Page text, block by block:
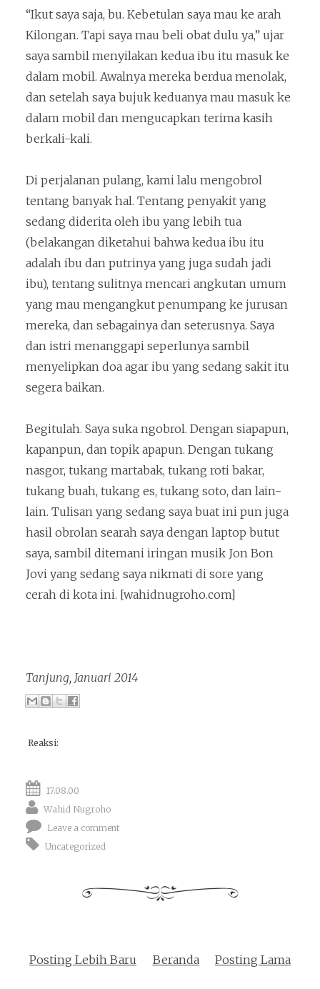
“Ikut saya saja, bu. Kebetulan saya mau ke arah
Kilongan. Tapi saya mau beli obat dulu ya,” ujar
saya sambil menyilakan kedua ibu itu masuk ke
dalam mobil. Awalnya mereka berdua menolak,
dan setelah saya bujuk keduanya mau masuk ke
dalam mobil dan mengucapkan terima kasih
berkali-kali.
Di perjalanan pulang, kami lalu mengobrol
tentang banyak hal. Tentang penyakit yang
sedang diderita oleh ibu yang lebih tua
(belakangan diketahui bahwa kedua ibu itu
adalah ibu dan putrinya yang juga sudah jadi
ibu), tentang sulitnya mencari angkutan umum
yang mau mengangkut penumpang ke jurusan
mereka, dan sebagainya dan seterusnya. Saya
dan istri menanggapi seperlunya sambil
menyelipkan doa agar ibu yang sedang sakit itu
segera baikan.
Begitulah. Saya suka ngobrol. Dengan siapapun,
kapanpun, dan topik apapun. Dengan tukang
nasgor, tukang martabak, tukang roti bakar,
tukang buah, tukang es, tukang soto, dan lain-
lain. Tulisan yang sedang saya buat ini pun juga
hasil obrolan searah saya dengan laptop butut
saya, sambil ditemani iringan musik Jon Bon
Jovi yang sedang saya nikmati di sore yang
cerah di kota ini. [wahidnugroho.com]
Tanjung, Januari 2014
Reaksi:
17.08.00
Wahid Nugroho
Leave a comment
Uncategorized
Posting Lebih Baru Posting Lama
Beranda